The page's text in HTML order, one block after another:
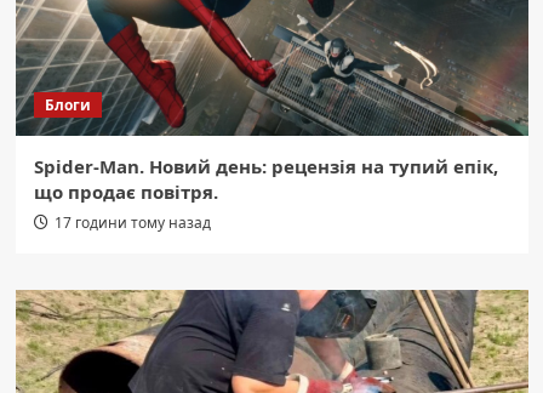
Блоги
Spider-Man. Новий день: рецензія на тупий епік,
що продає повітря.
17 години тому назад